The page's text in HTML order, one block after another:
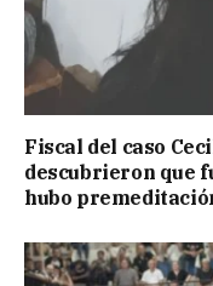
Fiscal del caso
descubrieron que
hubo